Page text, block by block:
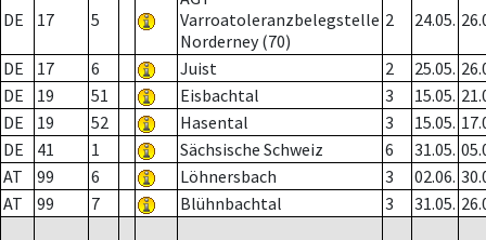
DE 17 5
Varroatoleranzbelegstelle
Norderney (70)
2 24.05.
DE 17 6 Juist 2 25.05.
DE
19 51 Eisbachtal 3 15.05.
DE
19 52 Hasental 3 15.05.
DE
41 1 Sächsische Schweiz 6 31.05.
AT
99 6 Löhnersbach 3 02.06.
AT
99 7 Blühnbachtal 3 31.05.